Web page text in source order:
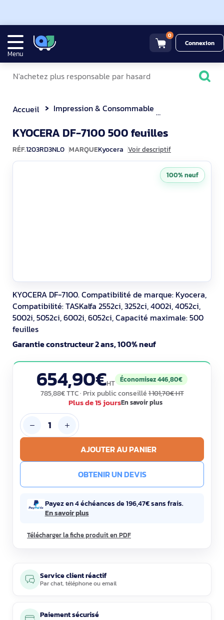
Menu
0
Connexion
Accueil Impression & Consommable
KYOCERA DF-7100 500 feuilles
RÉF.1203RD3NL0 MARQUEKyocera Voir descriptif
KYOCERA DF-7100. Compatibilité de marque: Kyocera,
Compatibilité: TASKalfa 2552ci, 3252ci, 4002i, 4052ci,
5002i, 5052ci, 6002i, 6052ci, Capacité maximale: 500
feuilles
Garantie constructeur 2 ans, 100% neuf
654,90€HT Économisez 446,80€
785,88€ TTC· Prix public conseillé1 101,70€ HT
Plus de 15 joursEn savoir plus
AJOUTER AU PANIER
OBTENIR UN DEVIS
Payez en 4 échéances de 196,47€ sans frais.
En savoir plus
Télécharger la fiche produit en PDF
100% neuf
Service client réactif
Parchat, téléphoneouemail
Paiement sécurisé